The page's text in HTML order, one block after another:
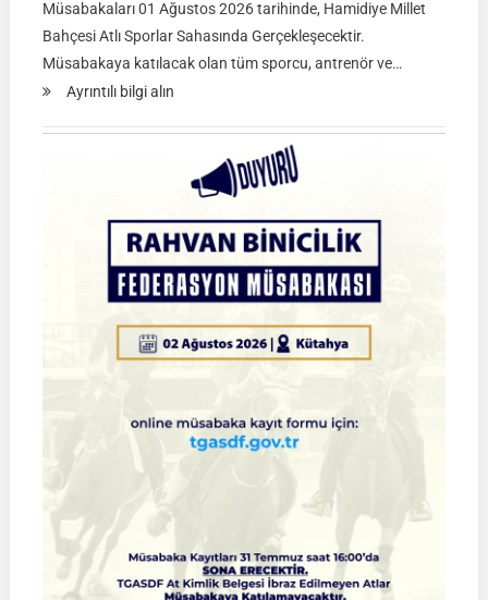
Müsabakaları 01 Ağustos 2026 tarihinde, Hamidiye Millet
Bahçesi Atlı Sporlar Sahasında Gerçekleşecektir.
Müsabakaya katılacak olan tüm sporcu, antrenör ve…
Ayrıntılı bilgi alın:
2026
Türkiye
Şampiyonası
Çeyrek
Final
|
01